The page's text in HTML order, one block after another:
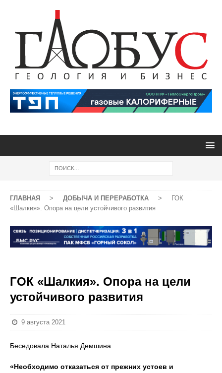
ГЛАВНАЯ > ДОБЫЧА И ПЕРЕРАБОТКА >
ГОК
«Шалкия». Опора на цели устойчивого развития
ГОК «Шалкия». Опора на цели
устойчивого развития
9 августа 2021
Беседовала Наталья Демшина
«Необходимо отказаться от прежних устоев и